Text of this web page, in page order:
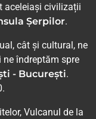
aceleiași civilizații
Șerpilor.
cât și cultural, ne
ne îndreptăm spre
- București.
Vulcanul de la